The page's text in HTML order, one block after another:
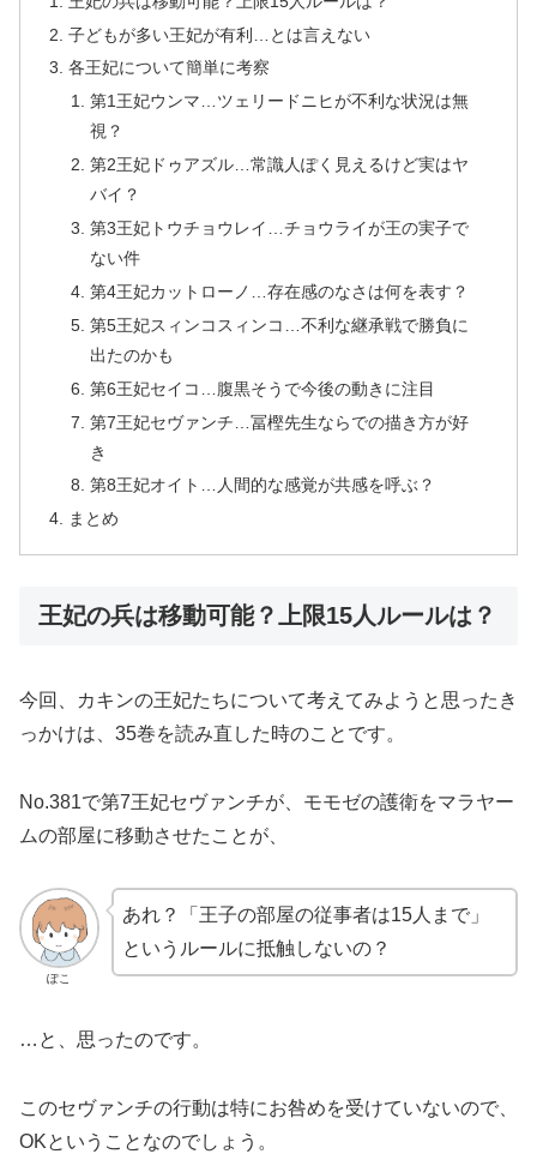
子どもが多い王妃が有利…とは言えない
各王妃について簡単に考察
第1王妃ウンマ…ツェリードニヒが不利な状況は無
視？
第2王妃ドゥアズル…常識人ぽく見えるけど実はヤ
バイ？
第3王妃トウチョウレイ…チョウライが王の実子で
ない件
第4王妃カットローノ…存在感のなさは何を表す？
第5王妃スィンコスィンコ…不利な継承戦で勝負に
出たのかも
第6王妃セイコ…腹黒そうで今後の動きに注目
第7王妃セヴァンチ…冨樫先生ならでの描き方が好
き
第8王妃オイト…人間的な感覚が共感を呼ぶ？
まとめ
王妃の兵は移動可能？上限15人ルールは？
今回、カキンの王妃たちについて考えてみようと思ったき
っかけは、35巻を読み直した時のことです。
No.381で第7王妃セヴァンチが、モモゼの護衛をマラヤー
ムの部屋に移動させたことが、
ぽこ
あれ？「王子の部屋の従事者は15人まで」
というルールに抵触しないの？
…と、思ったのです。
このセヴァンチの行動は特にお咎めを受けていないので、
OKということなのでしょう。